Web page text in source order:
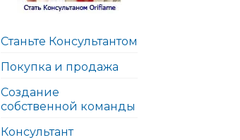
Станьте Консультантом
Покупка и продажа
Создание
собственной команды
Консультант